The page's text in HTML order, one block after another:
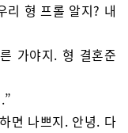
리 형 프롤 알지? 내
가야지. 형 결혼준
면 나쁘지. 안녕. 다